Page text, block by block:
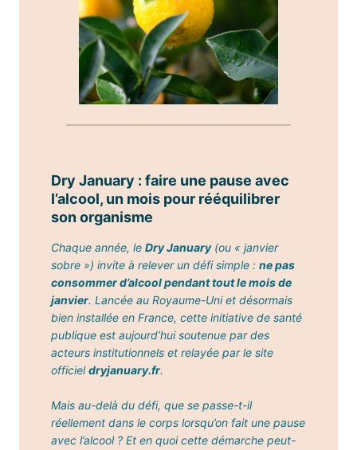
Dry January : faire une pause avec
l’alcool, un mois pour rééquilibrer
son organisme
Chaque année, le Dry January(ou « janvier
sobre ») invite à relever un défi simple : ne pas
consommer d’alcool pendant tout le mois de
janvier. Lancée au Royaume-Uni et désormais
bien installée en France, cette initiative de santé
publique est aujourd’hui soutenue par des
acteurs institutionnels et relayée par le site
officieldryjanuary.fr.
Mais au-delà du défi, que se passe-t-il
réellement dans le corps lorsqu’on fait une pause
avec l’alcool ? Et en quoi cette démarche peut-